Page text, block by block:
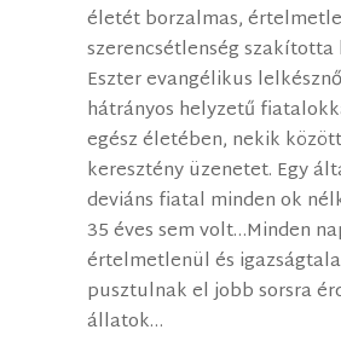
életét borzalmas,
szerencsétlenség
Eszter evangélikus
hátrányos helyzetű
egész életében, nekik
keresztény üzenetet. Egy
deviáns fiatal minden ok
35 éves sem volt…Minden
értelmetlenül és
pusztulnak el jobb sorsra
állatok…